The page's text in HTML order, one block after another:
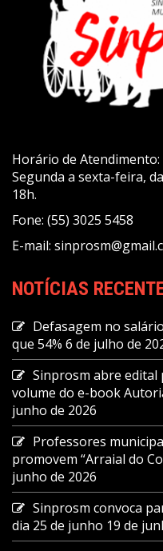
Horário de Atendimento:
Segunda a sexta-feira,
18h.
Fone: (55) 3025 5458
E-mail:
NOTÍCIAS
Defasagem no
que 54% 6 de julho de
Sinprosm abre edital
volume do e-book
junho de 2026
Professores
promovem “Arraial do
junho de 2026
Sinprosm convoca
dia 25 de junho 19 de